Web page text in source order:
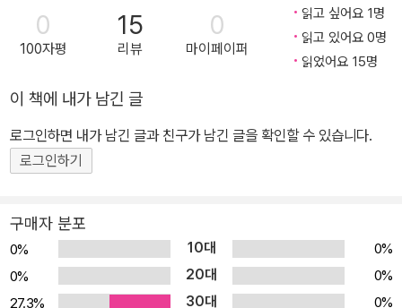
위해선 사슴의 심장이라도 이식을 해야 합니다.” 숲 속의 왕인 호랑이
보고 사슴 심장을 달고 살라니요! 말도 안 되는 소리입니다. 호랑이의
자존심이 있지, 어찌 겁 많고 약한 사슴의 심장을 달고 살란 말입니
그러고는 비밀리에 사슴 심장으로 이식을 받지요. 수술에서 깨서도
부엉이에게 신신당부를 합니다. 절대 그 누구에게도 이 사실을 말해
서는 안 된다고 말이지요. 하지만 사슴 심장을 갖게 된 뒤에 호랑이는
게 과연 옳은 걸까요? 호랑이는 전처럼 계속해서 숲 속의 왕으로, 동
물들에게 존경받으며 살 수 있을까요? * 당신은 존재 자체로 귀한 사
람입니다. 자기 자신에게 만족하는 사람이 몇 명이나 될까요? 나는
0
100자평
15
리뷰
0
마이페이퍼
읽고 싶어요 1명
읽고 있어요 0명
읽었어요 15명
이 책에 내가 남긴 글
로그인하면 내가 남긴 글과 친구가 남긴 글을 확인할 수 있습니다.
로그인하기
구매자 분포
0% 10대
0%
0%
20대
0%
27.3%
30대
0%